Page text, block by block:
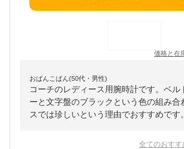
価格と在
おぱんこぱん(50代・男性)
コーチのレディース用腕時計です。ベル
ーと文字盤のブラックという色の組み合
スでは珍しいという理由でおすすめです。
全てのおすす